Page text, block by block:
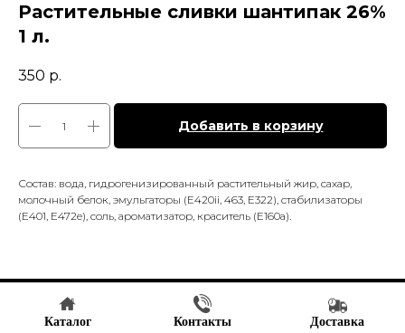
Растительные сливки шантипак 26%
1 л.
350 р.
Добавить в корзину
Состав: вода, гидрогенизированный растительный жир, сахар,
молочный белок, эмульгаторы (Е420ii, 463, Е322), стабилизаторы
(Е401, Е472е), соль, ароматизатор, краситель (Е160а).
Каталог Контакты Доставка